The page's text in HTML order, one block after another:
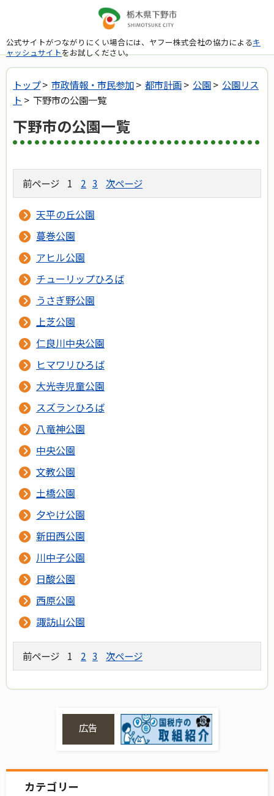
公式サイトがつながりにくい場合には、ヤフー株式会社の協力によるキ
ャッシュサイトをお試しください。
トップ> 市政情報・市民参加> 都市計画> 公園> 公園リス
ト > 下野市の公園一覧
下野市の公園一覧
前ページ 1 2 3 次ページ
天平の丘公園
蔓巻公園
アヒル公園
チューリップひろば
うさぎ野公園
上芝公園
仁良川中央公園
ヒマワリひろば
大光寺児童公園
スズランひろば
八竜神公園
中央公園
文教公園
土橋公園
夕やけ公園
新田西公園
川中子公園
日酸公園
西原公園
諏訪山公園
前ページ 1 2 3 次ページ
広告
カテゴリー